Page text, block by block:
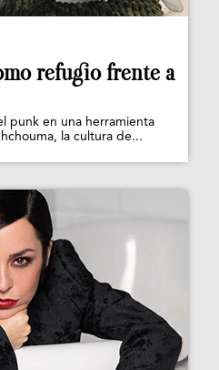
refugio frente a
punk en una herramienta
la cultura de...